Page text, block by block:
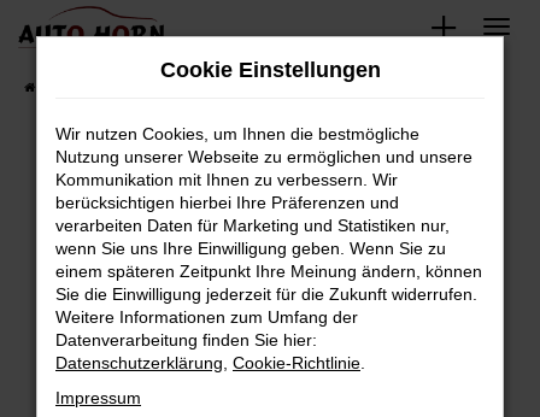
Zum
springen
Fahrzeugbestand
Fehler: Network Error
Beim Laden ist ein Fehler aufgetreten.
Hier sind ein paar Tipps, die dir helfen können:
Überprüfe deine Firewall und deine
Internetverbindung.
Laden andere Webseiten, zum Beispiel deine
Suchmaschine?
Cookie Einstellungen
Wir nutzen Cookies, um Ihnen die bestmögliche
Nutzung unserer Webseite zu ermöglichen und unsere
Kommunikation mit Ihnen zu verbessern. Wir
berücksichtigen hierbei Ihre Präferenzen und
verarbeiten Daten für Marketing und Statistiken nur,
wenn Sie uns Ihre Einwilligung geben. Wenn Sie zu
einem späteren Zeitpunkt Ihre Meinung ändern, können
Sie die Einwilligung jederzeit für die Zukunft widerrufen.
Weitere Informationen zum Umfang der
Datenverarbeitung finden Sie hier:
Datenschutzerklärung Cookie-Richtlinie
Impressum